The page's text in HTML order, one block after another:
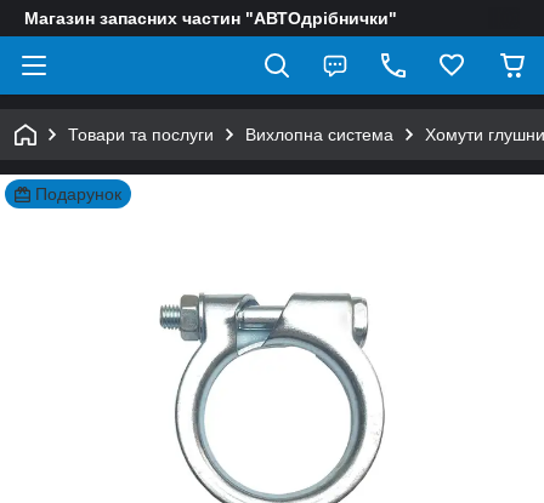
Магазин запасних частин "АВТОдрібнички"
Товари та послуги Вихлопна система Хомути
Подарунок